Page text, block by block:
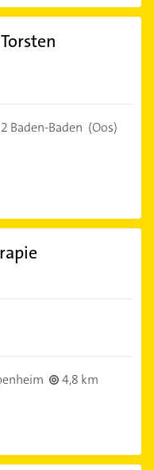
Baden-Baden (Oos)
4,8 km